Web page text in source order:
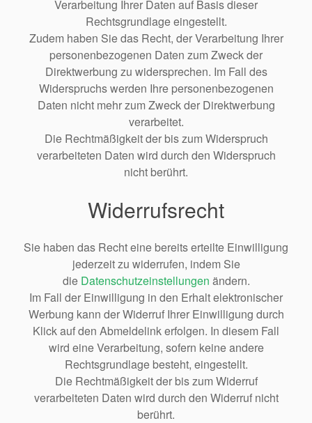
Verarbeitung Ihrer Daten auf Basis dieser
Rechtsgrundlage eingestellt.
Zudem haben Sie das Recht, der Verarbeitung Ihrer
personenbezogenen Daten zum Zweck der
Direktwerbung zu widersprechen. Im Fall des
Widerspruchs werden Ihre personenbezogenen
Daten nicht mehr zum Zweck der Direktwerbung
verarbeitet.
Die Rechtmäßigkeit der bis zum Widerspruch
verarbeiteten Daten wird durch den Widerspruch
nicht berührt.
Widerrufsrecht
Sie haben das Recht eine bereits erteilte Einwilligung
jederzeit zu widerrufen, indem Sie
die Datenschutzeinstellungen ändern.
Im Fall der Einwilligung in den Erhalt elektronischer
Werbung kann der Widerruf Ihrer Einwilligung durch
Klick auf den Abmeldelink erfolgen. In diesem Fall
wird eine Verarbeitung, sofern keine andere
Rechtsgrundlage besteht, eingestellt.
Die Rechtmäßigkeit der bis zum Widerruf
verarbeiteten Daten wird durch den Widerruf nicht
berührt.